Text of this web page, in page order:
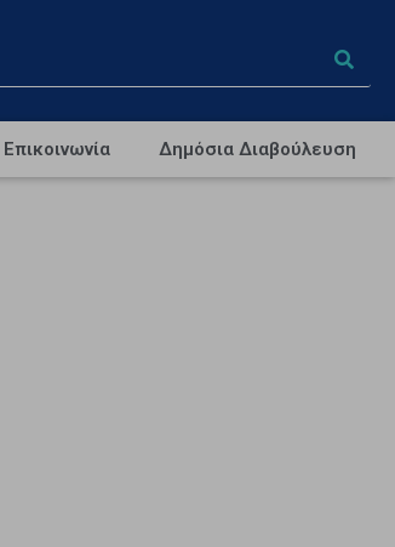
Επικοινωνία Δημόσια Διαβούλευση